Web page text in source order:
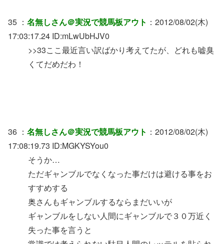
35 ： 名無しさん＠実況で競馬板アウト ：2012/08/02(木)
17:03:17.24 ID:mLwUbHJV0
>>33ここ最近言い訳ばかり考えてたが、どれも嘘臭
くてだめだわ！
36 ： 名無しさん＠実況で競馬板アウト ：2012/08/02(木)
17:08:19.73 ID:MGKYSYou0
そうか…
ただギャンブルでなくなった事だけは避ける事をお
すすめする
奥さんもギャンブルするならまだいいが
ギャンブルをしない人間にギャンブルで３０万近く
失った事を言うと